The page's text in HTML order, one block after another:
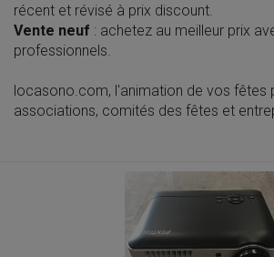
récent et révisé à prix discount.
Vente neuf : achetez au meilleur prix
professionnels.
locasono.com, l'animation de vos fêtes
associations, comités des fêtes et